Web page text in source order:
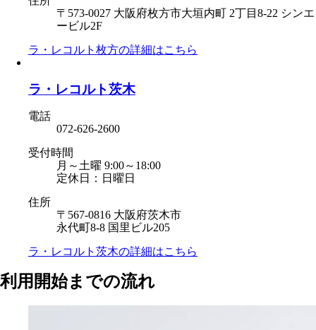
〒573-0027 大阪府枚方市大垣内町 2丁目8-22 シンエ
ービル2F
ラ・レコルト枚方の詳細はこちら
ラ・レコルト茨木
電話
072-626-2600
受付時間
月～土曜 9:00～18:00
定休日：日曜日
住所
〒567-0816 大阪府茨木市
永代町8-8 国里ビル205
ラ・レコルト茨木の詳細はこちら
利用開始までの流れ